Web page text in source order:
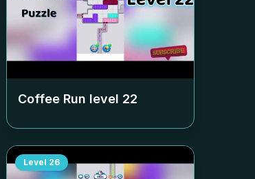
Coffee Run level 22
Level 26